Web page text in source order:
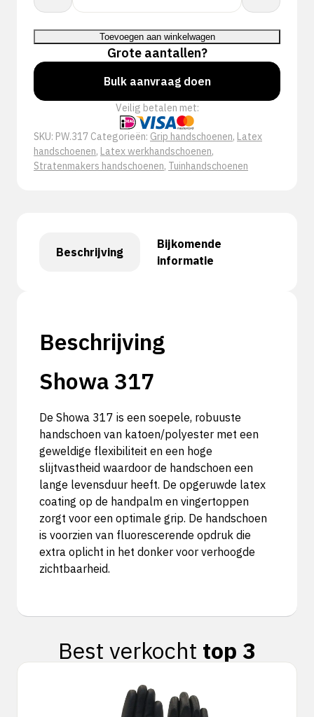
aantal
Toevoegen aan winkelwagen
Grote aantallen?
Bulk aanvraag doen
Veilig betalen met:
SKU: PW.317 Categorieën: Grip handschoenen, Latex
handschoenen, Latex werkhandschoenen,
Stratenmakers handschoenen, Tuinhandschoenen
Beschrijving
Bijkomende
informatie
Beschrijving
Showa 317
De Showa 317 is een soepele, robuuste
handschoen van katoen/polyester met een
geweldige flexibiliteit en een hoge
slijtvastheid waardoor de handschoen een
lange levensduur heeft. De opgeruwde latex
coating op de handpalm en vingertoppen
zorgt voor een optimale grip. De handschoen
is voorzien van fluorescerende opdruk die
extra oplicht in het donker voor verhoogde
zichtbaarheid.
Best verkocht top 3